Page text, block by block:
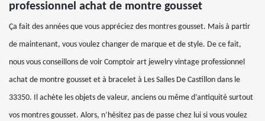
professionnel achat de montre gousset
Ça fait des années que vous appréciez des montres gousset. Mais à partir
de maintenant, vous voulez changer de marque et de style. De ce fait,
nous vous conseillons de voir Comptoir art jewelry vintage professionnel
achat de montre gousset et à bracelet à Les Salles De Castillon dans le
33350. Il achète les objets de valeur, anciens ou même d’antiquité surtout
vos montres gousset. Alors, n’hésitez pas de passe chez lui si vous voulez